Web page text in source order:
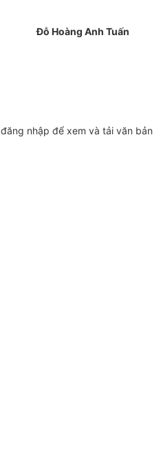
Đỗ Hoàng Anh Tuấn
đăng nhập để xem và tải văn bản